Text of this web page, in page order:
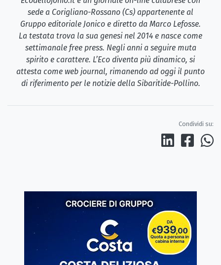
sede a Corigliano-Rossano (Cs) appartenente al
Gruppo editoriale Jonico e diretto da Marco Lefosse.
La testata trova la sua genesi nel 2014 e nasce come
settimanale free press. Negli anni a seguire muta
spirito e carattere. L’Eco diventa più dinamico, si
attesta come web journal, rimanendo ad oggi il punto
di riferimento per le notizie della Sibaritide-Pollino.
Condividi su: